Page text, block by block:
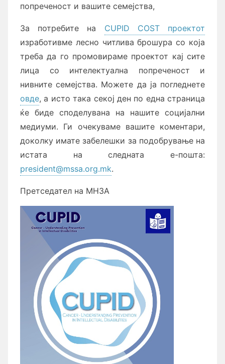
попреченост и вашите семејства,
За потребите на CUPID COST проектот
изработивме лесно читлива брошура со која
треба да го промовираме проектот кај сите
лица со интелектуална попреченост и
нивните семејства. Можете да ја погледнете
овде, а исто така секој ден по една страница
ќе биде споделувана на нашите социјални
медиуми. Ги очекуваме вашите коментари,
доколку имате забелешки за подобрување на
истата на следната е-пошта:
president@mssa.org.mk.
Претседател на МНЗА